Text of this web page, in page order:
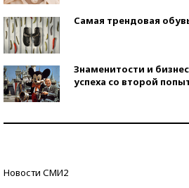
Самая трендовая
Знаменитости и
успеха со второй
Новости СМИ2